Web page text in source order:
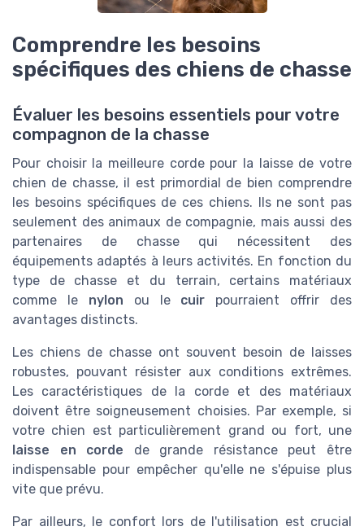
Comprendre les besoins
spécifiques des chiens de chasse
Évaluer les besoins essentiels pour votre
compagnon de la chasse
Pour choisir la meilleure corde pour la laisse de votre
chien de chasse, il est primordial de bien comprendre
les besoins spécifiques de ces chiens. Ils ne sont pas
seulement des animaux de compagnie, mais aussi des
partenaires de chasse qui nécessitent des
équipements adaptés à leurs activités. En fonction du
type de chasse et du terrain, certains matériaux
comme le nylon ou le cuir pourraient offrir des
avantages distincts.
Les chiens de chasse ont souvent besoin de laisses
robustes, pouvant résister aux conditions extrêmes.
Les caractéristiques de la corde et des matériaux
doivent être soigneusement choisies. Par exemple, si
votre chien est particulièrement grand ou fort, une
laisse en corde de grande résistance peut être
indispensable pour empêcher qu'elle ne s'épuise plus
vite que prévu.
Par ailleurs, le confort lors de l'utilisation est crucial